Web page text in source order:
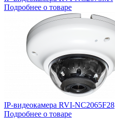
Подробнее о товаре
IP-видеокамера RVI-NC2065F28
Подробнее о товаре